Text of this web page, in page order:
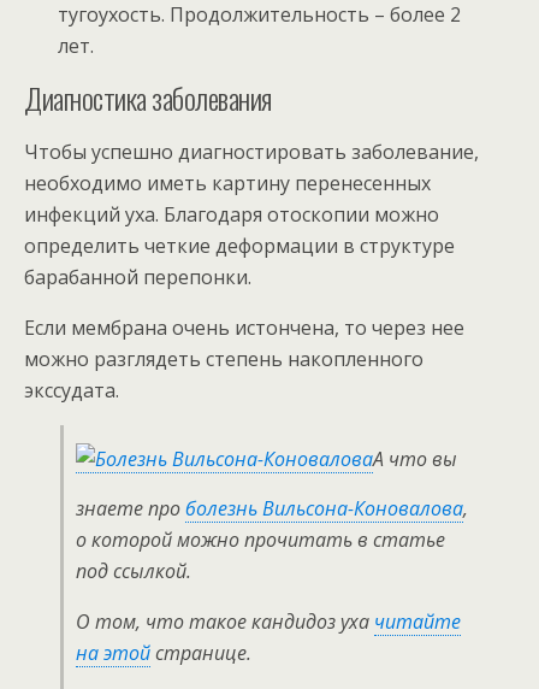
тугоухость. Продолжительность – более 2
лет.
Диагностика заболевания
Чтобы успешно диагностировать заболевание,
необходимо иметь картину перенесенных
инфекций уха. Благодаря отоскопии можно
определить четкие деформации в структуре
барабанной перепонки.
Если мембрана очень истончена, то через нее
можно разглядеть степень накопленного
экссудата.
А что вы
знаете проболезнь Вильсона-Коновалова,
о которой можно прочитать в статье
под ссылкой.
О том, что такое кандидоз уха читайте
на этойстранице.